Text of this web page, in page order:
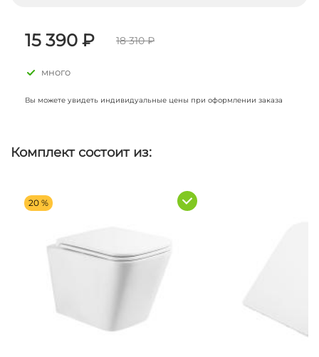
15 390 ₽ 18 310 ₽
много
Вы можете увидеть индивидуальные цены при оформлении заказа
Комплект состоит из:
20 %